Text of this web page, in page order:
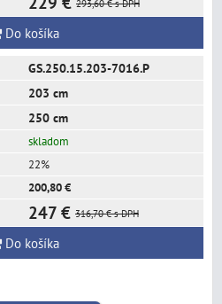
293,60 € s DPH
Do košíka
GS.250.15.203-7016.P
203 cm
250 cm
skladom
22%
200,80 €
247 € 316,70 € s DPH
Do košíka